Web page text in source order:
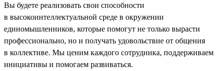
Вы будете реализовать свои способности
в высокоинтеллектуальной среде в окружении
единомышленников, которые помогут не только вырасти
профессионально, но и получать удовольствие от общения
в коллективе. Мы ценим каждого сотрудника, поддерживаем
инициативы и помогаем развиваться.